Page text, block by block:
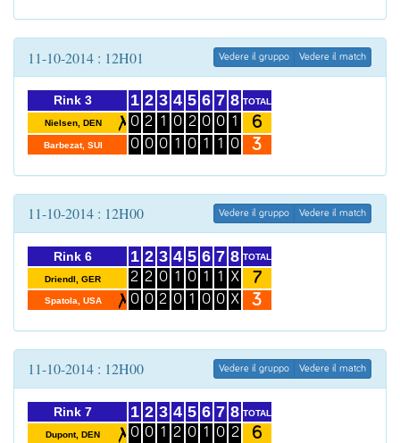
11-10-2014 : 12H01 Vedere il gruppo Vedere il match
Rink 3
Nielsen, DEN
Barbezat, SUI
1
0
0
2
2
0
3
1
0
4
0
1
5
2
0
6
0
1
7
0
1
8
1
0
TOTAL
6
3
11-10-2014 : 12H00 Vedere il gruppo Vedere il match
Rink 6
Driendl, GER
Spatola, USA
1
2
0
2
2
0
3
0
2
4
1
0
5
0
1
6
1
0
7
1
0
8
X
X
TOTAL
7
3
11-10-2014 : 12H00 Vedere il gruppo Vedere il match
Rink 7
Dupont, DEN
1
0
2
0
3
1
4
2
5
0
6
1
7
0
8
2
TOTAL
6